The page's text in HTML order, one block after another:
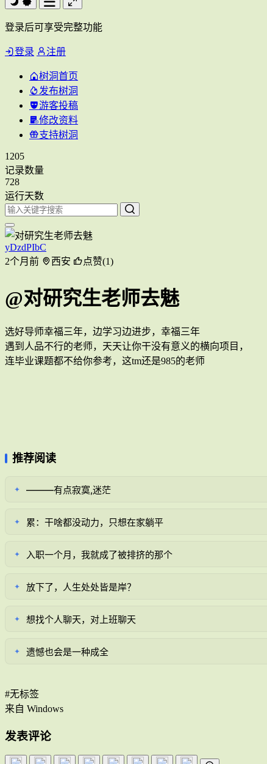
登录后可享受完整功能
登录 注册
树洞首页
发布树洞
游客投稿
修改资料
支持树洞
1205
记录数量
728
运行天数
yDzdPIbC
2个月前
西安 点赞(1)
@对研究生老师去魅
选好导师幸福三年，边学习边进步，幸福三年
遇到人品不行的老师，天天让你干没有意义的横向项目，
连毕业课题都不给你参考，这tm还是985的老师
推荐阅读
✦ ———有点寂寞,迷茫
✦ 累：干啥都没动力，只想在家躺平
✦ 入职一个月，我就成了被排挤的那个
✦ 放下了，人生处处皆是岸？
✦ 想找个人聊天，对上班聊天
✦ 遗憾也会是一种成全
#无标签
来自 Windows
发表评论